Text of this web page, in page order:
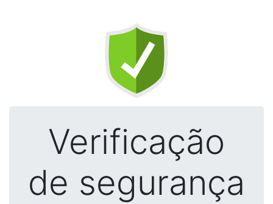
Verificação
de segurança